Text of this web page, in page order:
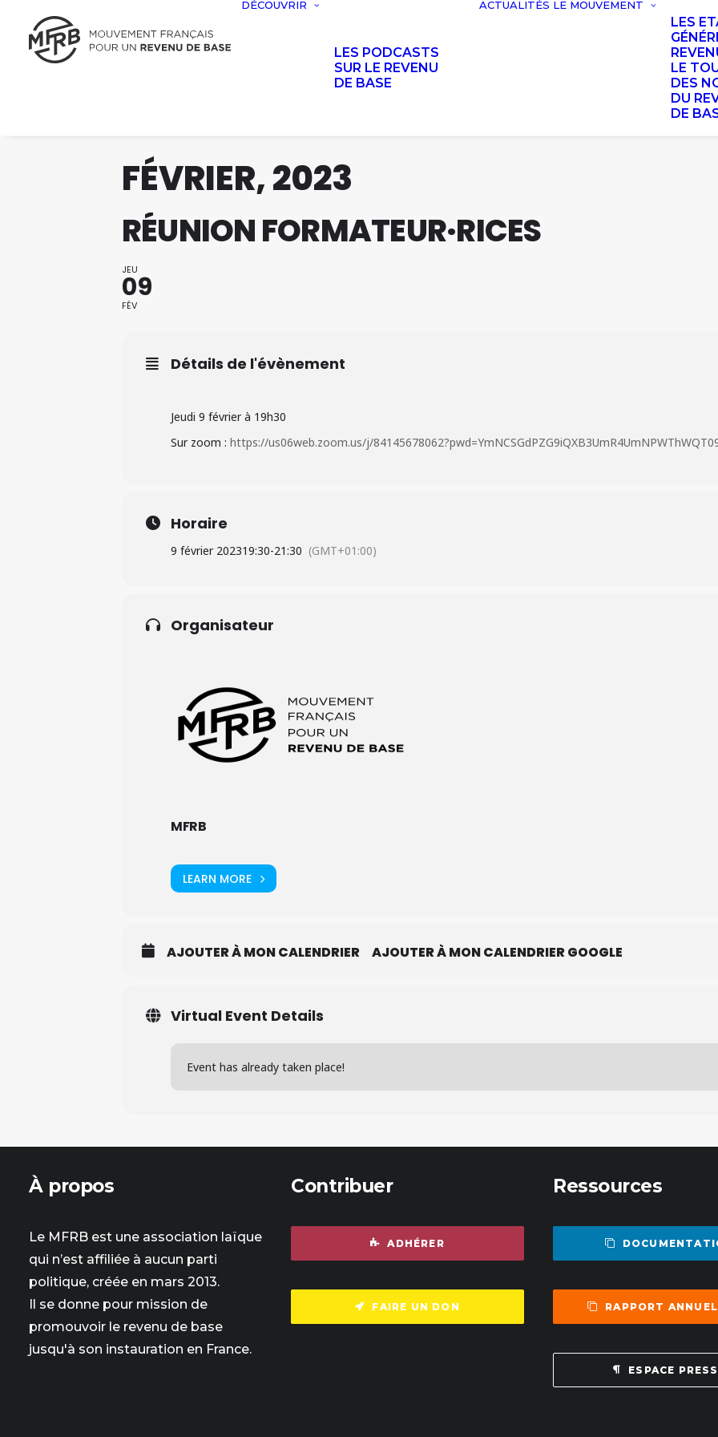
DÉCOUVRIR
LES PODCASTS
SUR LE REVENU
DE BASE
ACTUALITÉS LE MOUVEMENT
LES
LE
DES
DU
DE
FÉVRIER, 2023
RÉUNION FORMATEUR·RICES
JEU
09
FÉV
Détails de l'évènement
Jeudi 9 février à 19h30
Sur zoom : https://us06web.zoom.us/j/
Horaire
9 février 202319:30-21:30 (GMT+01:00)
Organisateur
MFRB
LEARN MORE
AJOUTER À MON CALENDRIER AJOUTER À MON CALENDRIER GOOGLE
Virtual Event Details
Event has already taken place!
À propos
Le MFRB est une association laïque
qui n’est affiliée à aucun parti
politique, créée en mars 2013.
Il se donne pour mission de
promouvoir le revenu de base
jusqu'à son instauration en France.
Contribuer
ADHÉRER
FAIRE UN DON
Ressources
RAPPORT
ESPACE